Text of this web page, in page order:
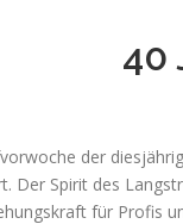
40
der
Der Spirit des
für Profis